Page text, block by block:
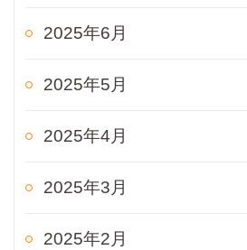
2025年6月
2025年5月
2025年4月
2025年3月
2025年2月